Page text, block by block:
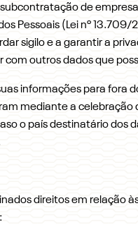
de
Pessoais (Lei nº
sigilo e a garantir a
com outros dados que
informações para fora
mediante a
o país destinatário
direitos em relação